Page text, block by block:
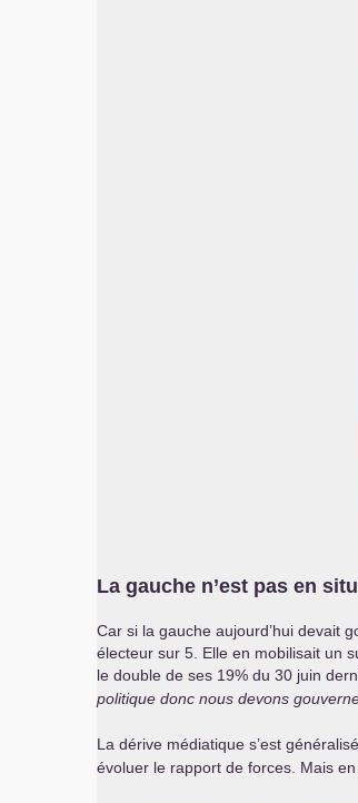
La gauche n’est pas en
Car si la gauche aujourd’hui devait
électeur sur 5. Elle en mobilisait un
le double de ses 19% du 30 juin
politique donc nous devons
La dérive médiatique s’est
évoluer le rapport de forces. Mais